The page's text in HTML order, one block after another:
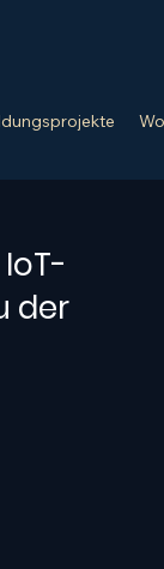
der